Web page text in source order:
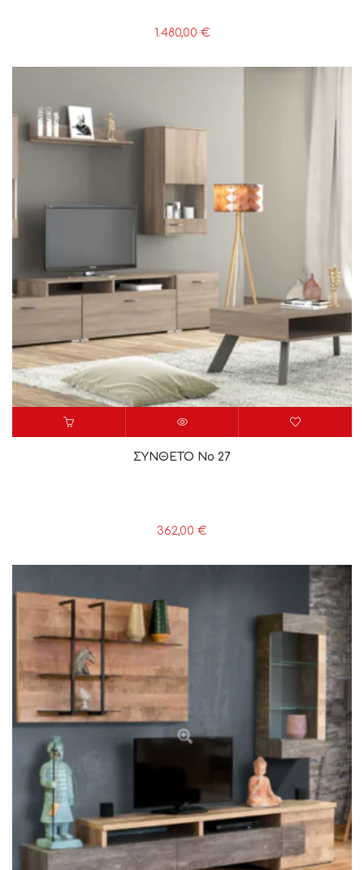
1.480,00 €
ΣΥΝΘΕΤΟ Νο 27
362,00 €